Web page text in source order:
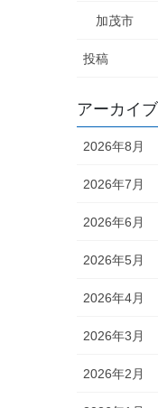
加茂市
投稿
アーカイブ
2026年8月
2026年7月
2026年6月
2026年5月
2026年4月
2026年3月
2026年2月